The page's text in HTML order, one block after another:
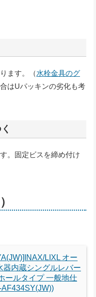
ます。（水栓金具のグ
はUパッキンの劣化も考
。固定ビスを締め付け
LIXL オー
器内蔵シングルレバー
ールタイプ 一般地仕